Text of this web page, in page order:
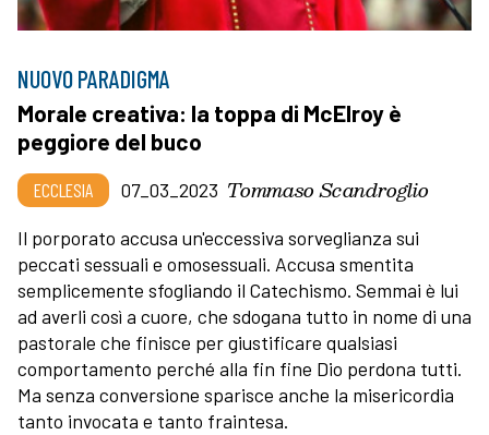
NUOVO PARADIGMA
Morale creativa: la toppa di McElroy è
peggiore del buco
ECCLESIA 07_03_2023 Tommaso Scandroglio
Il porporato accusa un'eccessiva sorveglianza sui
peccati sessuali e omosessuali. Accusa smentita
semplicemente sfogliando il Catechismo. Semmai è lui
ad averli così a cuore, che sdogana tutto in nome di una
pastorale che finisce per giustificare qualsiasi
comportamento perché alla fin fine Dio perdona tutti.
Ma senza conversione sparisce anche la misericordia
tanto invocata e tanto fraintesa.